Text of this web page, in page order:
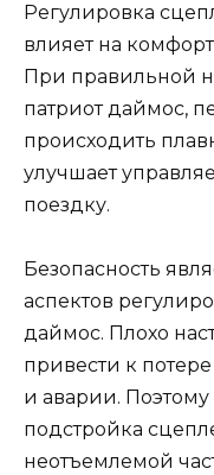
Регулировка
влияет на
При правильной
патриот даймос,
происходить
улучшает
поездку.
Безопасность
аспектов
даймос. Плохо
привести к
и аварии.
подстройка
неотъемлемой